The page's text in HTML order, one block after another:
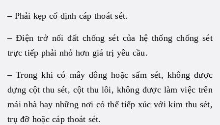
– Phải kẹp cố định cáp thoát sét.
– Điện trở nối đất chống sét của hệ thống chống sét
trực tiếp phải nhỏ hơn giá trị yêu cầu.
– Trong khi có mây dông hoặc sấm sét, không được
dựng cột thu sét, cột thu lôi, không được làm việc trên
mái nhà hay những nơi có thể tiếp xúc với kim thu sét,
trụ đỡ hoặc cáp thoát sét.